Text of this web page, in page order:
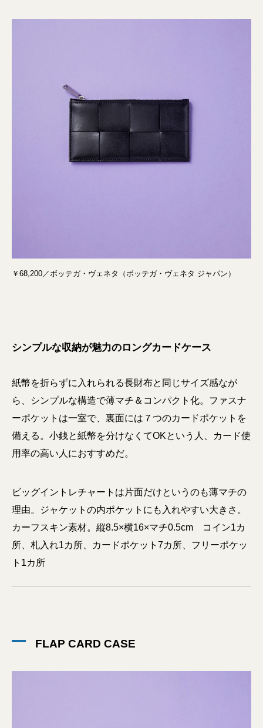
￥68,200／ボッテガ・ヴェネタ（ボッテガ・ヴェネタ ジャパン）
シンプルな収納が魅力のロングカードケース
紙幣を折らずに入れられる長財布と同じサイズ感なが
ら、シンプルな構造で薄マチ＆コンパクト化。ファスナ
ーポケットは一室で、裏面には７つのカードポケットを
備える。小銭と紙幣を分けなくてOKという人、カード使
用率の高い人におすすめだ。
ビッグイントレチャートは片面だけというのも薄マチの
理由。ジャケットの内ポケットにも入れやすい大きさ。
カーフスキン素材。縦8.5×横16×マチ0.5cm コイン1カ
所、札入れ1カ所、カードポケット7カ所、フリーポケッ
ト1カ所
FLAP CARD CASE